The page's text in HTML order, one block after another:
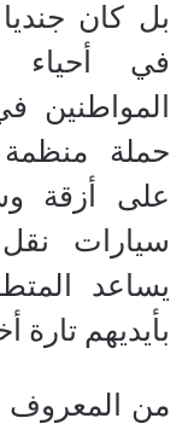
بل كان
في أحياء
المواطنين
حملة منظمة
على أزقة
سيارات نقل
يساعد
بأيديهم تارة
من المعروف